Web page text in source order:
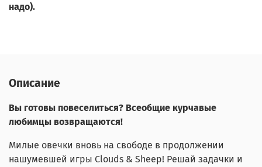
надо).
Описание
Вы готовы повеселиться? Всеобщие курчавые
любимцы возвращаются!
Милые овечки вновь на свободе в продолжении
нашумевшей игры Clouds & Sheep! Решай задачки и